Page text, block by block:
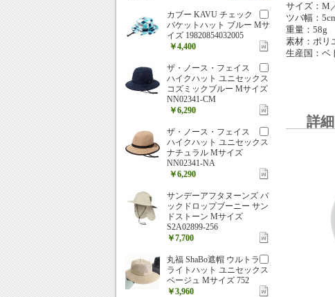
サイズ：M
ツバ幅：
重量：58g
素材：ポリ
生産国：ベ
詳細
カブー KAVU チェック
バケットハット ブルー Mサ
イズ 19820854032005
￥4,400
ザ・ノース・フェイス
ハイクハット ユニセックス
コズミックブルー Mサイズ
NN02341-CM
￥6,290
ザ・ノース・フェイス
ハイクハット ユニセックス
ナチュラル Mサイズ
NN02341-NA
￥6,290
サンデーアフタヌーンズ バ
ックドロップブーニー サン
ドストーン Mサイズ
S2A02899-256
￥7,700
丸福 ShaBo遮帽 ウルトラ
ライトハット ユニセックス
ベージュ Mサイズ 752
￥3,960